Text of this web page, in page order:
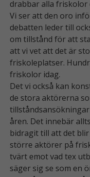
drabbar alla friskolor
Vi ser att den oro
debatten leder till
om tillstånd för att
att vi vet att det är
friskoleplatser.
friskolor idag.
Det vi också kan
de stora aktörerna
åren. Det innebär
bidragit till att det
större aktörer på
tvärt emot vad tex
säger sig se som en